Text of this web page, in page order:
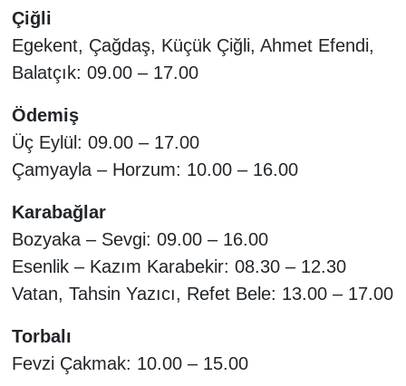
Çiğli
Egekent, Çağdaş, Küçük Çiğli, Ahmet Efendi,
Balatçık: 09.00 – 17.00
Ödemiş
Üç Eylül: 09.00 – 17.00
Çamyayla – Horzum: 10.00 – 16.00
Karabağlar
Bozyaka – Sevgi: 09.00 – 16.00
Esenlik – Kazım Karabekir: 08.30 – 12.30
Vatan, Tahsin Yazıcı, Refet Bele: 13.00 – 17.00
Torbalı
Fevzi Çakmak: 10.00 – 15.00